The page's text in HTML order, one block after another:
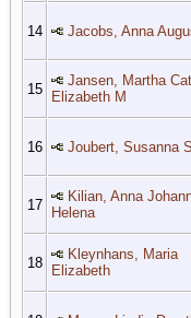
14 Jacobs, Anna
15
Jansen, Martha
Elizabeth M
16 Joubert, Susanna
17
Kilian, Anna
Helena
18
Kleynhans, Maria
Elizabeth